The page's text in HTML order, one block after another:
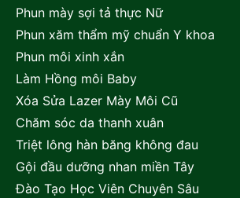
Phun mày sợi tả thực Nữ
Phun xăm thẩm mỹ chuẩn Y khoa
Phun môi xinh xắn
Làm Hồng môi Baby
Xóa Sửa Lazer Mày Môi Cũ
Chăm sóc da thanh xuân
Triệt lông hàn băng không đau
Gội đầu dưỡng nhan miền Tây
Đào Tạo Học Viên Chuyên Sâu